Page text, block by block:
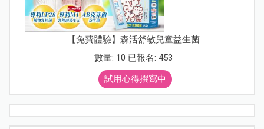
【免費體驗】森活舒敏兒童益生菌
數量: 10 已報名: 453
試用心得撰寫中